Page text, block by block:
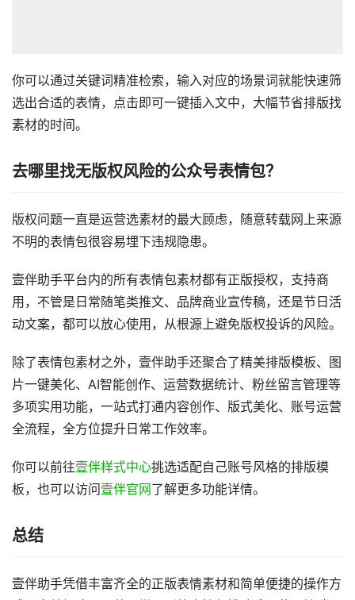
你可以通过关键词精准检索，输入对应的场景词就能快速筛
选出合适的表情，点击即可一键插入文中，大幅节省排版找
素材的时间。
去哪里找无版权风险的公众号表情包？
版权问题一直是运营选素材的最大顾虑，随意转载网上来源
不明的表情包很容易埋下违规隐患。
壹伴助手平台内的所有表情包素材都有正版授权，支持商
用，不管是日常随笔类推文、品牌商业宣传稿，还是节日活
动文案，都可以放心使用，从根源上避免版权投诉的风险。
除了表情包素材之外，壹伴助手还聚合了精美排版模板、图
片一键美化、AI智能创作、运营数据统计、粉丝留言管理等
多项实用功能，一站式打通内容创作、版式美化、账号运营
全流程，全方位提升日常工作效率。
你可以前往壹伴样式中心挑选适配自己账号风格的排版模
板，也可以访问壹伴官网了解更多功能详情。
总结
壹伴助手凭借丰富齐全的正版表情素材和简单便捷的操作方